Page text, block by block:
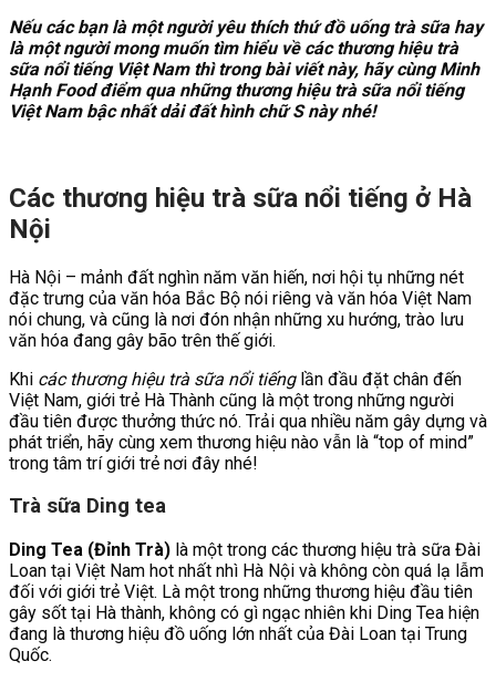
Nếu các bạn là một người yêu thích thứ đồ uống trà sữa hay
là một người mong muốn tìm hiểu về các thương hiệu trà
sữa nổi tiếng Việt Nam thì trong bài viết này, hãy cùng Minh
Hạnh Food điểm qua những thương hiệu trà sữa nổi tiếng
Việt Nam bậc nhất dải đất hình chữ S này nhé!
Các thương hiệu trà sữa nổi tiếng ở Hà
Nội
Hà Nội – mảnh đất nghìn năm văn hiến, nơi hội tụ những nét
đặc trưng của văn hóa Bắc Bộ nói riêng và văn hóa Việt Nam
nói chung, và cũng là nơi đón nhận những xu hướng, trào lưu
văn hóa đang gây bão trên thế giới.
Khi các thương hiệu trà sữa nổi tiếnglần đầu đặt chân đến
Việt Nam, giới trẻ Hà Thành cũng là một trong những người
đầu tiên được thưởng thức nó. Trải qua nhiều năm gây dựng và
phát triển, hãy cùng xem thương hiệu nào vẫn là “top of mind”
trong tâm trí giới trẻ nơi đây nhé!
Trà sữa Ding tea
Ding Tea (Đỉnh Trà) là một trong các thương hiệu trà sữa Đài
Loan tại Việt Nam hot nhất nhì Hà Nội và không còn quá lạ lẫm
đối với giới trẻ Việt. Là một trong những thương hiệu đầu tiên
gây sốt tại Hà thành, không có gì ngạc nhiên khi Ding Tea hiện
đang là thương hiệu đồ uống lớn nhất của Đài Loan tại Trung
Quốc.